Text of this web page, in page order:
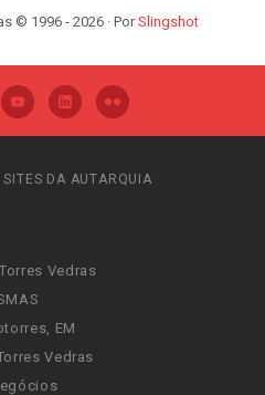
© 1996 - 2026 · PorSlingshot
SITES DA AUTARQUIA
Vedras
EM
Vedras